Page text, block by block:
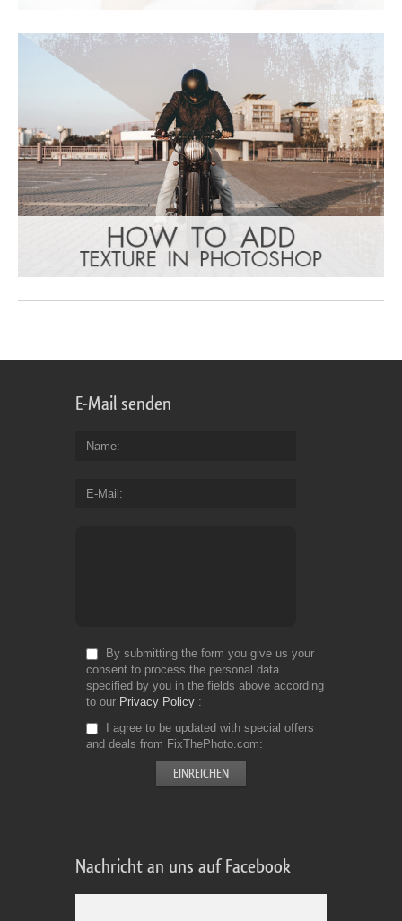
E-Mail senden
Name
E-Mail
By submitting the form you give us your
consent to process the personal data
specified by you in the fields above according
to our Privacy Policy
I agree to be updated with special offers
and deals from FixThePhoto.com
Nachricht an uns auf Facebook